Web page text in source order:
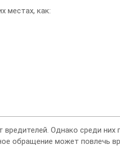
местах, как:
Однако среди них
обращение может повлечь